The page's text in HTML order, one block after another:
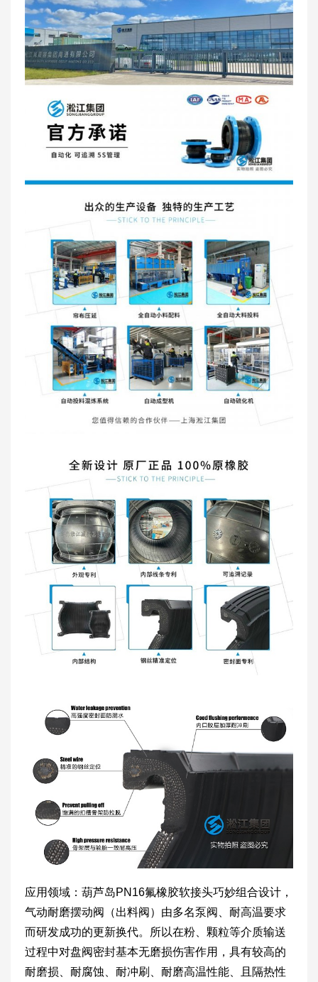
应用领域：葫芦岛PN16氟橡胶软接头巧妙组合设计，
气动耐磨摆动阀（出料阀）由多名泵阀、耐高温要求
而研发成功的更新换代。所以在粉、颗粒等介质输送
过程中对盘阀密封基本无磨损伤害作用，具有较高的
耐磨损、耐腐蚀、耐冲刷、耐磨高温性能、且隔热性